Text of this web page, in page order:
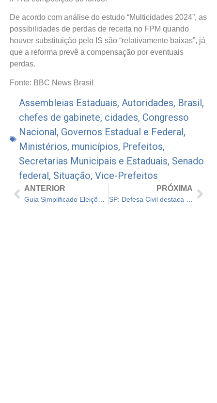
De acordo com análise do estudo “Multicidades 2024”, as
possibilidades de perdas de receita no FPM quando
houver substituição pelo IS são “relativamente baixas”, já
que a reforma prevê a compensação por eventuais
perdas.
Fonte: BBC News Brasil
Assembleias Estaduais, Autoridades, Brasil,
chefes de gabinete, cidades, Congresso
Nacional, Governos Estadual e Federal,
Ministérios, municípios, Prefeitos,
Secretarias Municipais e Estaduais, Senado
federal, Situação, Vice-Prefeitos
ANTERIOR PRÓXIMA